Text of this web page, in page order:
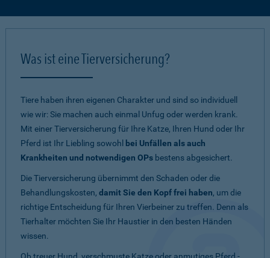
Was ist eine Tierversicherung?
Tiere haben ihren eigenen Charakter und sind so individuell
wie wir: Sie machen auch einmal Unfug oder werden krank.
Mit einer Tierversicherung für Ihre Katze, Ihren Hund oder Ihr
Pferd ist Ihr Liebling sowohl
bei Unfällen als auch
Krankheiten und notwendigen OPs bestens abgesichert.
Die Tierversicherung übernimmt den Schaden oder die
Behandlungskosten, damit Sie den Kopf frei haben, um die
richtige Entscheidung für Ihren Vierbeiner zu treffen. Denn als
Tierhalter möchten Sie Ihr Haustier in den besten Händen
wissen.